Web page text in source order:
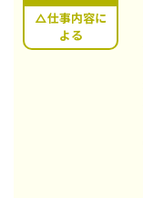
△仕事内容に
よる